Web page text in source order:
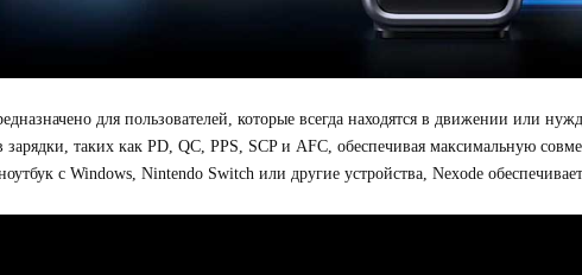
для пользователей, которые всегда находятся в движении или
таких как PD, QC, PPS, SCP и AFC, обеспечивая максимальную
с Windows, Nintendo Switch или другие устройства, Nexode